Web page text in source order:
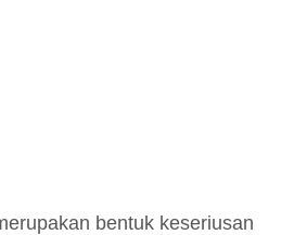
bentuk keseriusan